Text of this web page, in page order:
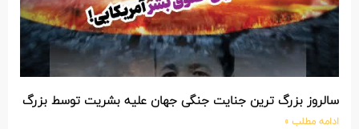
سالروز بزرگ ترین جنایت جنگی جهان علیه بشریت توسط بزرگ
ادامه مطلب »